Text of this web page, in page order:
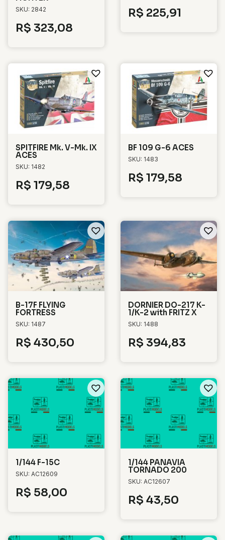
SKU: 2842
R$ 323,08
R$ 225,91
SPITFIRE Mk. V-Mk. IX
ACES
SKU: 1482
R$ 179,58
BF 109 G-6 ACES
SKU: 1483
R$ 179,58
B-17F FLYING
FORTRESS
SKU: 1487
R$ 430,50
DORNIER DO-217 K-
1/K-2 with FRITZ X
SKU: 1488
R$ 394,83
1/144 F-15C
SKU: AC12609
R$ 58,00
1/144 PANAVIA
TORNADO 200
SKU: AC12607
R$ 43,50